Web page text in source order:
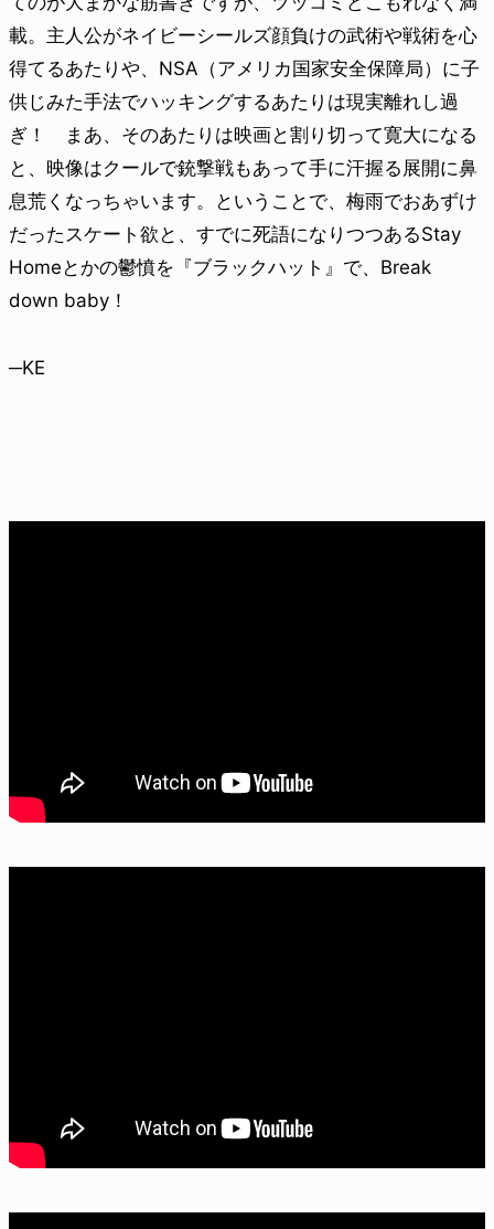
載。主人公がネイビーシールズ顔負けの武術や戦術を心
得てるあたりや、NSA（アメリカ国家安全保障局）に子
供じみた手法でハッキングするあたりは現実離れし過
ぎ！ まあ、そのあたりは映画と割り切って寛大になる
と、映像はクールで銃撃戦もあって手に汗握る展開に鼻
息荒くなっちゃいます。ということで、梅雨でおあずけ
だったスケート欲と、すでに死語になりつつあるStay
Homeとかの鬱憤を『ブラックハット』で、Break
down baby！
─KE